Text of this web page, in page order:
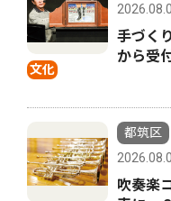
文化
手づく
から受
都筑区
吹奏楽